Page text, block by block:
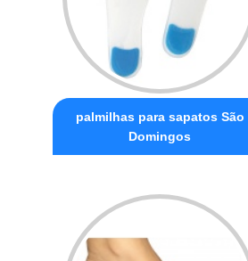
palmilhas para sapatos São
Domingos